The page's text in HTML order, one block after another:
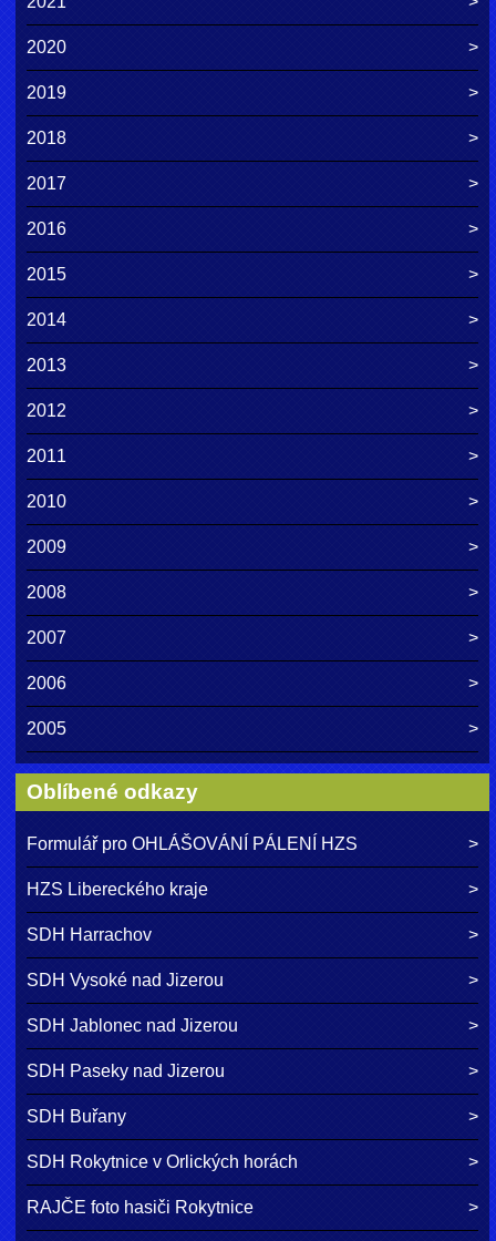
2020
2019
2018
2017
2016
2015
2014
2013
2012
2011
2010
2009
2008
2007
2006
2005
Oblíbené odkazy
Formulář pro OHLÁŠOVÁNÍ PÁLENÍ HZS
HZS Libereckého kraje
SDH Harrachov
SDH Vysoké nad Jizerou
SDH Jablonec nad Jizerou
SDH Paseky nad Jizerou
SDH Buřany
SDH Rokytnice v Orlických horách
RAJČE foto hasiči Rokytnice